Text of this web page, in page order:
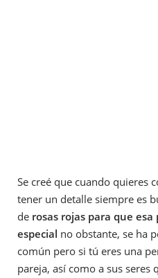
Se creé que cuando quieres
tener un detalle siempre es
de rosas rojas para que
especial no obstante, se ha
común pero si tú eres una
pareja, así como a sus seres